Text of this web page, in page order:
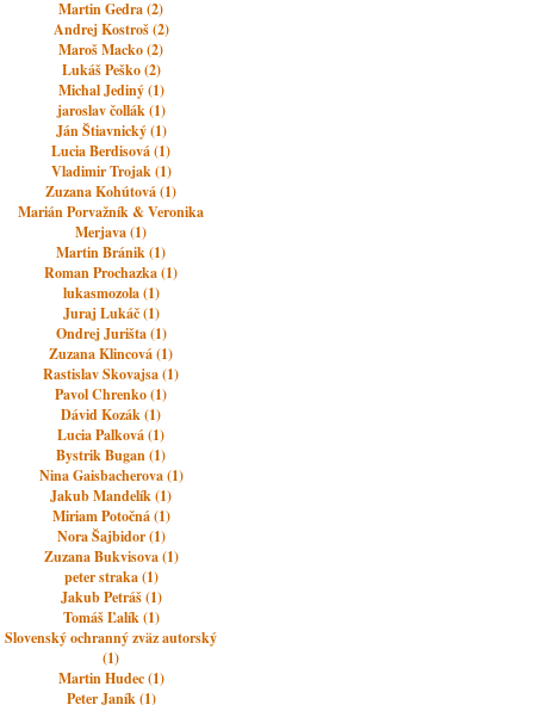
Martin Gedra (2)
Andrej Kostroš (2)
Maroš Macko (2)
Lukáš Peško (2)
Michal Jediný (1)
jaroslav čollák (1)
Ján Štiavnický (1)
Lucia Berdisová (1)
Vladimir Trojak (1)
Zuzana Kohútová (1)
Marián Porvažník & Veronika
Merjava (1)
Martin Bránik (1)
Roman Prochazka (1)
lukasmozola (1)
Juraj Lukáč (1)
Ondrej Jurišta (1)
Zuzana Klincová (1)
Rastislav Skovajsa (1)
Pavol Chrenko (1)
Dávid Kozák (1)
Lucia Palková (1)
Bystrik Bugan (1)
Nina Gaisbacherova (1)
Jakub Mandelík (1)
Miriam Potočná (1)
Nora Šajbidor (1)
Zuzana Bukvisova (1)
peter straka (1)
Jakub Petráš (1)
Tomáš Ľalík (1)
Slovenský ochranný zväz autorský
(1)
Martin Hudec (1)
Peter Janík (1)